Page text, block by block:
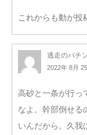
これからも動が投
逃走のパチ
2022年 8月
高砂と一条が行っ
なよ。幹部倒せる
いんだから。久我